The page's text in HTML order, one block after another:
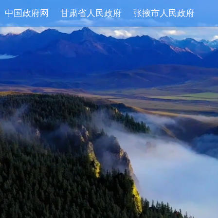
中国政府网 甘肃省人民政府 张掖市人民政府